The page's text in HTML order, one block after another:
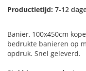
Productietijd: 7-12
Banier, 100x450cm
bedrukte banieren op
opdruk. Snel geleverd.